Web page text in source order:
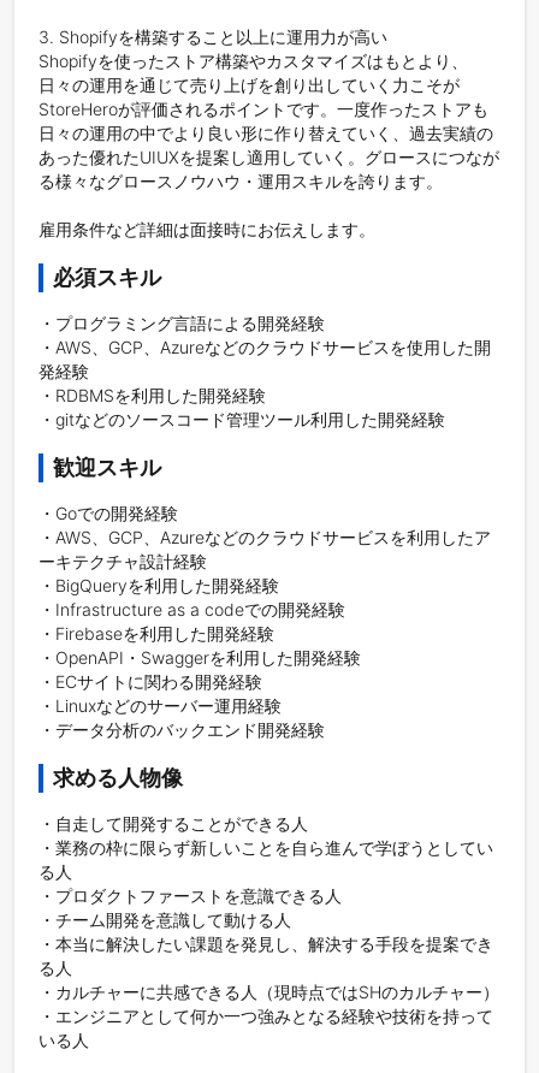
3. Shopifyを構築すること以上に運用力が高い
Shopifyを使ったストア構築やカスタマイズはもとより、
日々の運用を通じて売り上げを創り出していく力こそが
StoreHeroが評価されるポイントです。一度作ったストアも
日々の運用の中でより良い形に作り替えていく、過去実績の
あった優れたUIUXを提案し適用していく。グロースにつなが
る様々なグロースノウハウ・運用スキルを誇ります。
雇用条件など詳細は面接時にお伝えします。
必須スキル
・プログラミング言語による開発経験
・AWS、GCP、Azureなどのクラウドサービスを使用した開
発経験
・RDBMSを利用した開発経験
・gitなどのソースコード管理ツール利用した開発経験
歓迎スキル
・Goでの開発経験
・AWS、GCP、Azureなどのクラウドサービスを利用したア
ーキテクチャ設計経験
・BigQueryを利用した開発経験
・Infrastructure as a codeでの開発経験
・Firebaseを利用した開発経験
・OpenAPI・Swaggerを利用した開発経験
・ECサイトに関わる開発経験
・Linuxなどのサーバー運用経験
・データ分析のバックエンド開発経験
求める人物像
・自走して開発することができる人
・業務の枠に限らず新しいことを自ら進んで学ぼうとしてい
る人
・プロダクトファーストを意識できる人
・チーム開発を意識して動ける人
・本当に解決したい課題を発見し、解決する手段を提案でき
る人
・カルチャーに共感できる人（現時点ではSHのカルチャー）
・エンジニアとして何か一つ強みとなる経験や技術を持って
いる人